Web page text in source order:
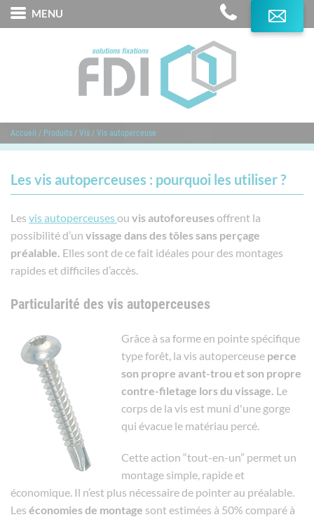
MENU
Marques distribuées
Domaines d'application
Accueil / Produits / Vis / Vis autoperceuse
Les vis autoperceuses : pourquoi les utiliser ?
Les vis autoperceusesou vis autoforeusesoffrent la
possibilité d’un vissage dans des tôles sans perçage
préalable. Elles sont de ce fait idéales pour des montages
rapides et difficiles d’accès.
Particularité des vis autoperceuses
Grâce à sa forme en pointe spécifique
type forêt, la vis autoperceuse perce
son propre avant-trou et son propre
contre-filetage lors du vissage. Le
corps de la vis est muni d'une gorge
qui évacue le matériau percé.
Cette action “tout-en-un” permet un
montage simple, rapide et
économique. Il n’est plus nécessaire de pointer au préalable.
Les économies de montage sont estimées à 50% comparé à